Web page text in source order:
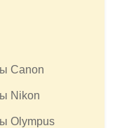
Canon
Nikon
Olympus